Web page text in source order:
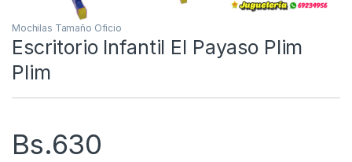
Mochilas Tamaño Oficio
Escritorio Infantil El Payaso Plim
Plim
Bs.630